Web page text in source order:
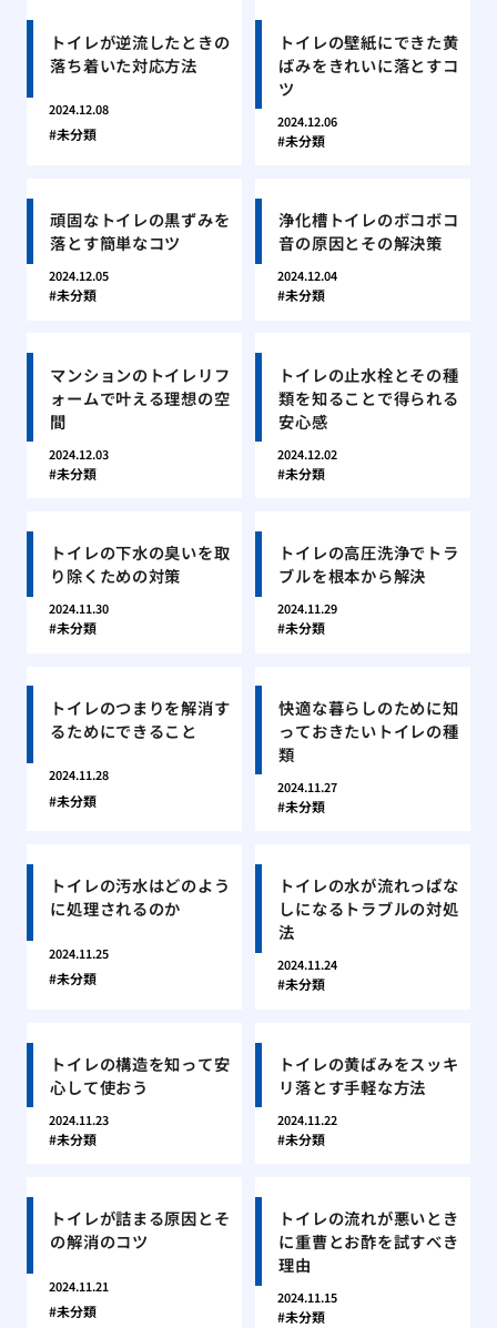
トイレが逆流したときの
落ち着いた対応方法
2024.12.08
未分類
トイレの壁紙にできた黄
ばみをきれいに落とすコ
ツ
2024.12.06
未分類
頑固なトイレの黒ずみを
落とす簡単なコツ
2024.12.05
未分類
浄化槽トイレのボコボコ
音の原因とその解決策
2024.12.04
未分類
マンションのトイレリフ
ォームで叶える理想の空
間
2024.12.03
未分類
トイレの止水栓とその種
類を知ることで得られる
安心感
2024.12.02
未分類
トイレの下水の臭いを取
り除くための対策
2024.11.30
未分類
トイレの高圧洗浄でトラ
ブルを根本から解決
2024.11.29
未分類
トイレのつまりを解消す
るためにできること
2024.11.28
未分類
快適な暮らしのために知
っておきたいトイレの種
類
2024.11.27
未分類
トイレの汚水はどのよう
に処理されるのか
2024.11.25
未分類
トイレの水が流れっぱな
しになるトラブルの対処
法
2024.11.24
未分類
トイレの構造を知って安
心して使おう
2024.11.23
未分類
トイレの黄ばみをスッキ
リ落とす手軽な方法
2024.11.22
未分類
トイレが詰まる原因とそ
の解消のコツ
2024.11.21
未分類
トイレの流れが悪いとき
に重曹とお酢を試すべき
理由
2024.11.15
未分類